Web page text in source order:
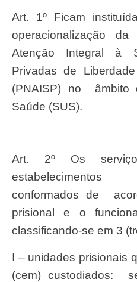
Art. 1º Ficam instituídas as normas para a
operacionalização
Atenção Integral à
Privadas de
(PNAISP) no âmbito
Saúde (SUS).
Art. 2º Os serviços de saúde nos
conformados de
prisional e o
classificando-se em 3
I – unidades prisionais que contenham até 100
(cem) custodiados: